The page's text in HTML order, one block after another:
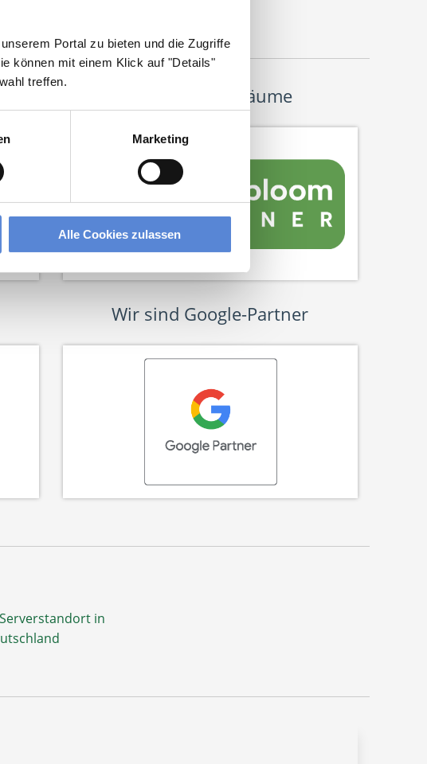
Portal zu bieten und die Zugriffe
können mit einem Klick auf "Details"
treffen.
Marketing
Alle Cookies zulassen
Wir pflanzen Bäume
Wir sind Google-Partner
in